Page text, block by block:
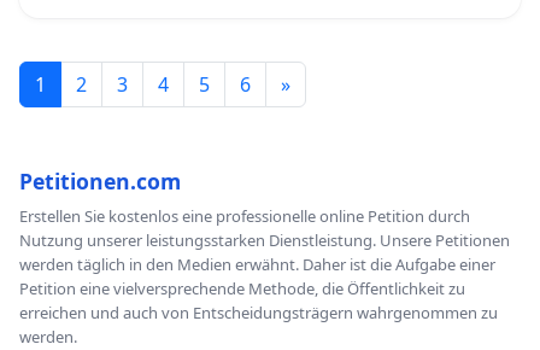
1 2 3 4 5 6 »
Petitionen.com
Erstellen Sie kostenlos eine professionelle online Petition durch
Nutzung unserer leistungsstarken Dienstleistung. Unsere Petitionen
werden täglich in den Medien erwähnt. Daher ist die Aufgabe einer
Petition eine vielversprechende Methode, die Öffentlichkeit zu
erreichen und auch von Entscheidungsträgern wahrgenommen zu
werden.